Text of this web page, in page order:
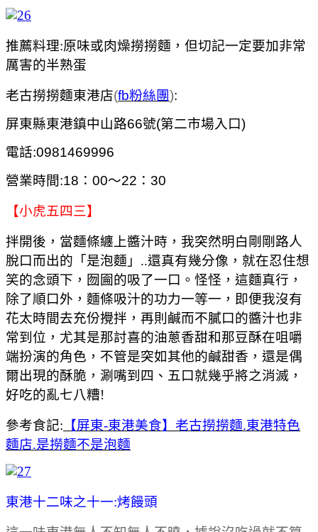
推薦料理:原味或肉燥撈撈麵，但切記一定要加非常
厲害的半熟蛋
老古撈撈麵東港店(fb粉絲團):
屏東縣東港鎮中山路66號(第二市場入口)
電話:0981469996
營業時間:18：00～22：30
【小虎五四三】
拌開後，當麵條纏上醬汁時，我突然明白剛剛路人
脫口而出的「是泡麵」..還真有幾分像，就在忍住想
笑的念頭下，囫圇的吸了一口。怪怪，這麵真行，
除了順口外，麵條吸汁的功力一等一，即便我沒有
花太時間去充份攪拌，再則鹹而不膩口的醬汁也非
常到位，尤其是那討喜的油蔥香甜和那豆酥在咀嚼
端扮演的角色，不管是突如其他的鹹甜香，還是偶
爾出現的酥脆，涮嘴到四、五口就幾乎將之消滅，
好吃的亂七八糟!
參考食記: 【屏東-東港美食】老古撈撈麵.東港特色
麵店.是撈麵不是泡麵
東港十二味之十一:烤饅頭